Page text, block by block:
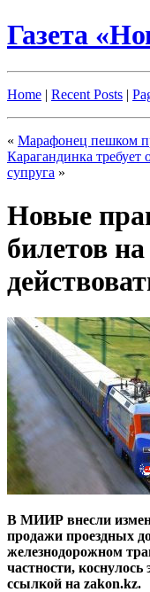
Газета
Home | Recent Posts |
« Марафонец пешком
Карагандинка требует
супруга »
Новые
билетов
В МИИР внесли
продажи проездных
железнодорожном
частности,
ссылкой на zakon.kz.